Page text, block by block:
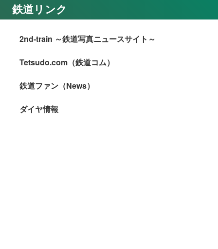
鉄道リンク
2nd-train ～鉄道写真ニュースサイト～
Tetsudo.com（鉄道コム）
鉄道ファン（News）
ダイヤ情報